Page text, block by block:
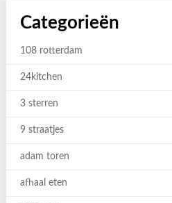
Categorieën
108 rotterdam
24kitchen
3 sterren
9 straatjes
adam toren
afhaal eten